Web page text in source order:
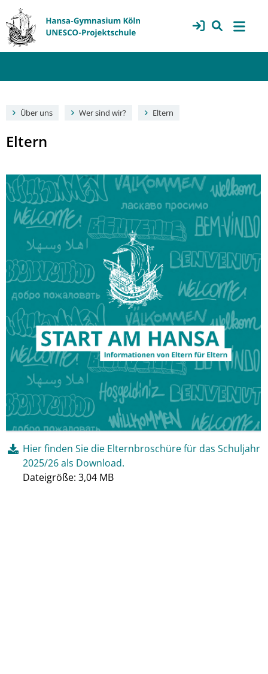
Über uns Wer sind wir? Eltern
Eltern
Hier finden Sie die Elternbroschüre für das Schuljahr
2025/26 als Download.
Dateigröße: 3,04 MB